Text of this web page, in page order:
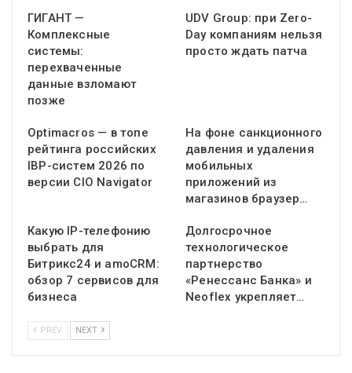
ГИГАНТ —
Комплексные
системы:
перехваченные
данные взломают
позже
UDV Group: при Zero-
Day компаниям нельзя
просто ждать патча
Optimacros — в топе
рейтинга российских
IBP-систем 2026 по
версии CIO Navigator
На фоне санкционного
давления и удаления
мобильных
приложений из
магазинов браузер…
Какую IP-телефонию
выбрать для
Битрикс24 и amoCRM:
обзор 7 сервисов для
бизнеса
Долгосрочное
технологическое
партнерство
«Ренессанс Банка» и
Neoflex укрепляет…
PREV NEXT